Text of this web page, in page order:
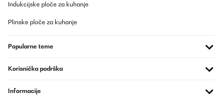
Amazon-Benutzer
Prevedi
POTVRĐENI PREGLED
Indukcijske ploče za kuhanje
Plinske ploče za kuhanje
Popularne teme
Korisnička podrška
Informacije